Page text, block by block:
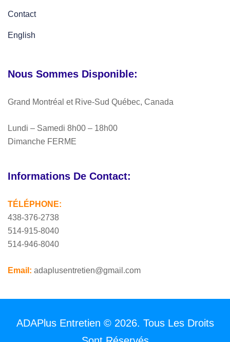
Contact
English
Nous Sommes Disponible:
Grand Montréal et Rive-Sud Québec, Canada
Lundi – Samedi 8h00 – 18h00
Dimanche FERME
Informations De Contact:
TÉLÉPHONE:
438-376-2738
514-915-8040
514-946-8040
Email: adaplusentretien@gmail.com
ADAPlus Entretien © 2026. Tous Les Droits